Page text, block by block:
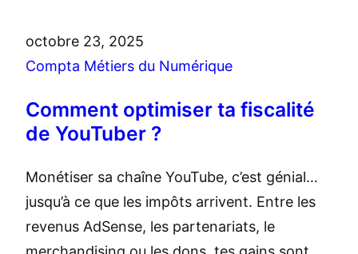
octobre 23, 2025
Compta Métiers du Numérique
Comment optimiser ta fiscalité
de YouTuber ?
Monétiser sa chaîne YouTube, c’est génial…
jusqu’à ce que les impôts arrivent. Entre les
revenus AdSense, les partenariats, le